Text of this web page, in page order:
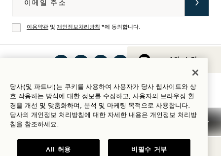
1의 소리
동의
이용약관 및 개인정보처리방침 *에 동의합니다.
타그
램에
서 1
Hotels
방문
하기
에서
1
Hotels
하기
스북
에서
1
방문
브에
서 1
Hotels
하기
드인
에서
1
방문
하기
에서
1
Hotels
하기
숙박 가이드
당사(및 파트너)는 쿠키를 사용하여 사용자가 당사 웹사이트와 상
호 작용하는 방식에 대한 정보를 수집하고, 사용자의 브라우징 환
경을 개선 및 맞춤화하며, 분석 및 마케팅 목적으로 사용합니다.
당사의 개인정보 처리방침에 대한 자세한 내용은 개인정보 처리방
침을 참조하세요.
All 허용 비필수 거부